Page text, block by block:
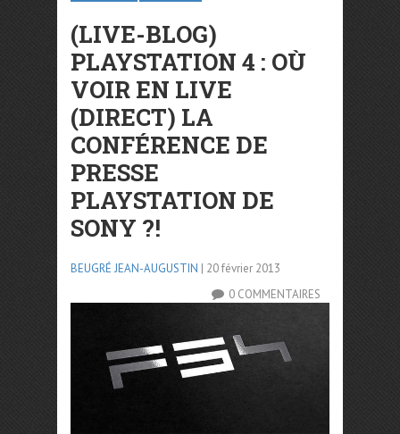
(LIVE-BLOG)
PLAYSTATION 4 : OÙ
VOIR EN LIVE
(DIRECT) LA
CONFÉRENCE DE
PRESSE
PLAYSTATION DE
SONY ?!
BEUGRÉ JEAN-AUGUSTIN | 20 février 2013
0 COMMENTAIRES